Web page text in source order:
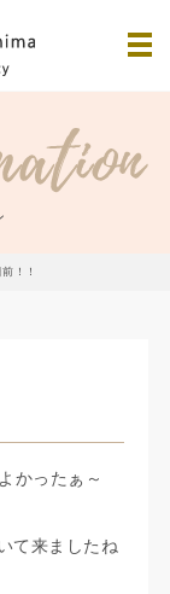
！！
かったぁ～
て来ましたね